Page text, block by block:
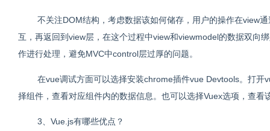
不关注DOM结构，考虑数据该如何储存，用户的操作在view
互，再返回到view层，在这个过程中view和viewmodel的数据双向
作进行处理，避免MVC中control层过厚的问题。
在vue调试方面可以选择安装chrome插件vue Devtools。打
择组件，查看对应组件内的数据信息。也可以选择Vuex选项，查看
3、Vue.js有哪些优点？